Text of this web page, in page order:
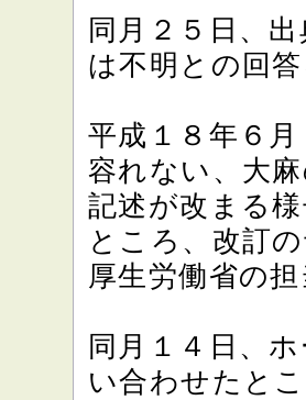
同月２５日、
は不明との回
平成１８年６
容れない、大
記述が改まる
ところ、改訂
厚生労働省の
同月１４日、
い合わせたと